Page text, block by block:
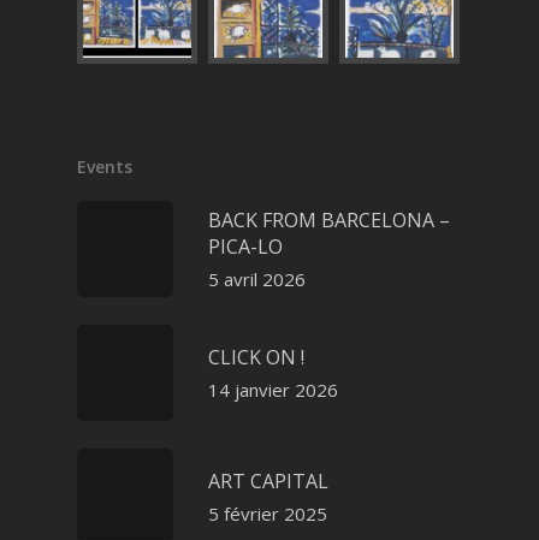
Events
BACK FROM BARCELONA –
PICA-LO
5 avril 2026
CLICK ON !
14 janvier 2026
ART CAPITAL
5 février 2025